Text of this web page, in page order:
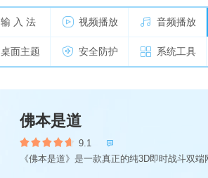
输 入 法 视频播放 音频播放
桌面主题 安全防护 系统工具
佛本是道
9.1 
《佛本是道》是一款真正的纯3D即时战斗双端